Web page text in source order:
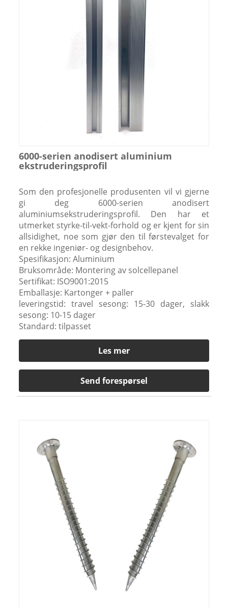
6000-serien anodisert aluminium
ekstruderingsprofil
Som den profesjonelle produsenten vil vi gjerne
gi deg 6000-serien anodisert
aluminiumsekstruderingsprofil. Den har et
utmerket styrke-til-vekt-forhold og er kjent for sin
allsidighet, noe som gjør den til førstevalget for
en rekke ingeniør- og designbehov.
Spesifikasjon: Aluminium
Bruksområde: Montering av solcellepanel
Sertifikat: ISO9001:2015
Emballasje: Kartonger + paller
leveringstid: travel sesong: 15-30 dager, slakk
sesong: 10-15 dager
Standard: tilpasset
Les mer
Send forespørsel